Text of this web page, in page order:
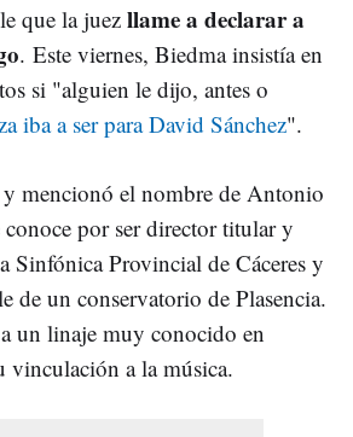
que la juez llame a declarar a
. Este viernes, Biedma insistía en
si "alguien le dijo, antes o
iba a ser para David Sánchez".
mencionó el nombre de Antonio
por ser director titular y
Sinfónica Provincial de Cáceres y
de un conservatorio de Plasencia.
un linaje muy conocido en
vinculación a la música.